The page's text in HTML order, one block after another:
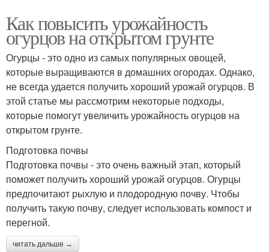
Как повысить урожайность
огурцов на открытом грунте
Огурцы - это одно из самых популярных овощей,
которые выращиваются в домашних огородах. Однако,
не всегда удается получить хороший урожай огурцов. В
этой статье мы рассмотрим некоторые подходы,
которые помогут увеличить урожайность огурцов на
открытом грунте.
Подготовка почвы
Подготовка почвы - это очень важный этап, который
поможет получить хороший урожай огурцов. Огурцы
предпочитают рыхлую и плодородную почву. Чтобы
получить такую почву, следует использовать компост и
перегной.
читать дальше →